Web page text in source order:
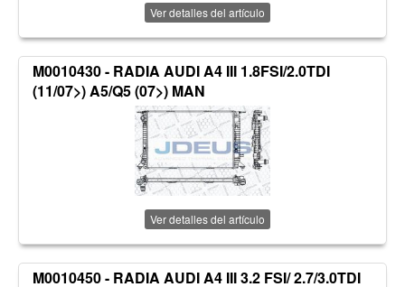
Ver detalles del artículo
M0010430 - RADIA AUDI A4 III 1.8FSI/2.0TDI
(11/07>) A5/Q5 (07>) MAN
Ver detalles del artículo
M0010450 - RADIA AUDI A4 III 3.2 FSI/ 2.7/3.0TDI